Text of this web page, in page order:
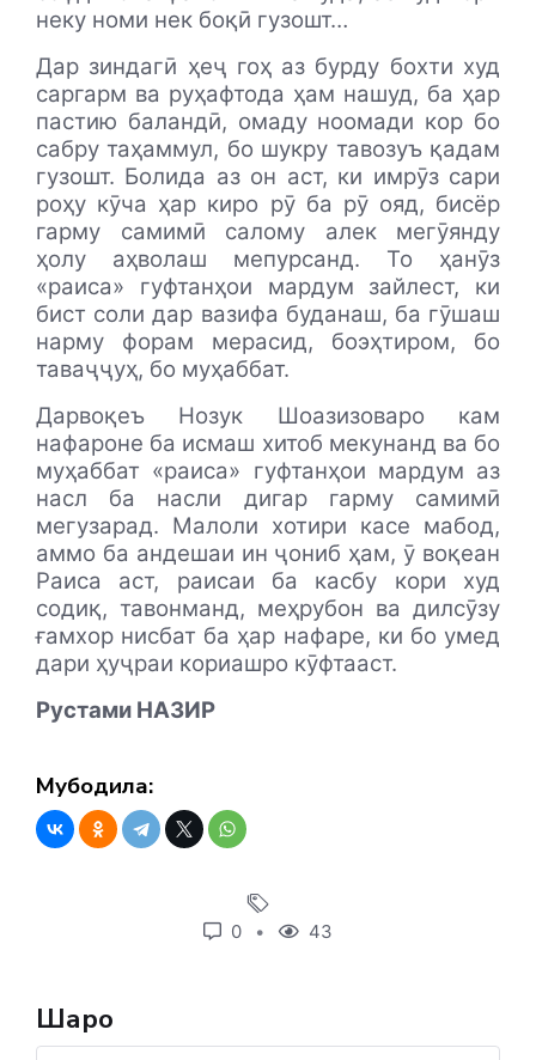
неку номи нек боқӣ гузошт…
Дар зиндагӣ ҳеҷ гоҳ аз бурду бохти худ
саргарм ва руҳафтода ҳам нашуд, ба ҳар
пастию баландӣ, омаду ноомади кор бо
сабру таҳаммул, бо шукру тавозуъ қадам
гузошт. Болида аз он аст, ки имрӯз сари
роҳу кӯча ҳар киро рӯ ба рӯ ояд, бисёр
гарму самимӣ салому алек мегӯянду
ҳолу аҳволаш мепурсанд. То ҳанӯз
«раиса» гуфтанҳои мардум зайлест, ки
бист соли дар вазифа буданаш, ба гӯшаш
нарму форам мерасид, боэҳтиром, бо
таваҷҷуҳ, бо муҳаббат.
Дарвоқеъ Нозук Шоазизоваро кам
нафароне ба исмаш хитоб мекунанд ва бо
муҳаббат «раиса» гуфтанҳои мардум аз
насл ба насли дигар гарму самимӣ
мегузарад. Малоли хотири касе мабод,
аммо ба андешаи ин ҷониб ҳам, ӯ воқеан
Раиса аст, раисаи ба касбу кори худ
содиқ, тавонманд, меҳрубон ва дилсӯзу
ғамхор нисбат ба ҳар нафаре, ки бо умед
дари ҳуҷраи кориашро кӯфтааст.
Рустами НАЗИР
Мубодила:
0 43
Шарҳҳо